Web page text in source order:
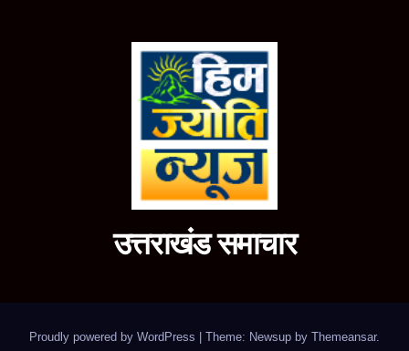
उत्तराखंड समाचार
Proudly powered by WordPress Theme: Newsup by Themeansar.